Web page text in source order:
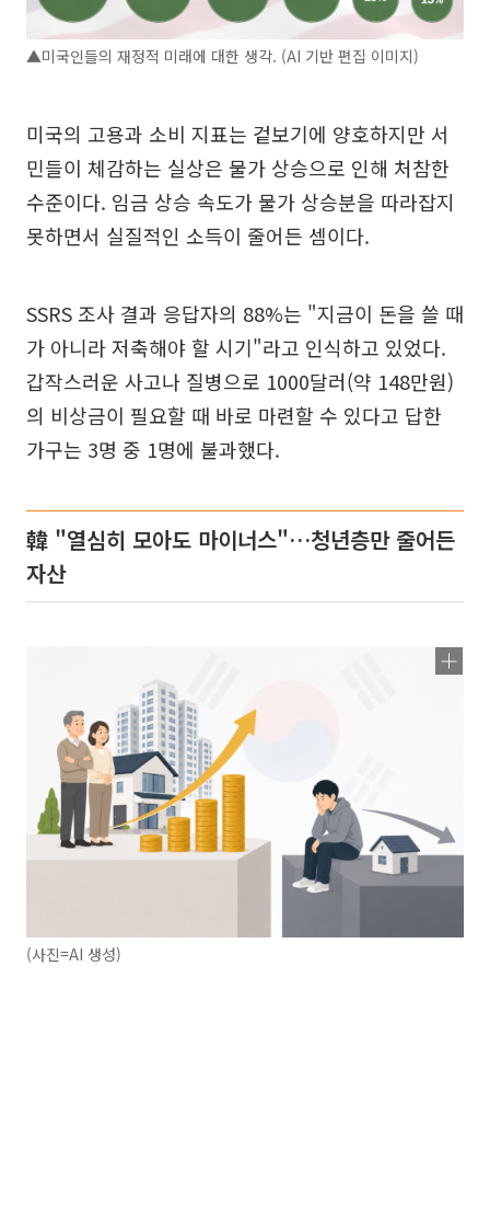
▲미국인들의 재정적 미래에 대한 생각. (AI 기반 편집 이미지)
미국의 고용과 소비 지표는 겉보기에 양호하지만 서
민들이 체감하는 실상은 물가 상승으로 인해 처참한
수준이다. 임금 상승 속도가 물가 상승분을 따라잡지
못하면서 실질적인 소득이 줄어든 셈이다.
SSRS 조사 결과 응답자의 88%는 "지금이 돈을 쓸 때
가 아니라 저축해야 할 시기"라고 인식하고 있었다.
갑작스러운 사고나 질병으로 1000달러(약 148만원)
의 비상금이 필요할 때 바로 마련할 수 있다고 답한
가구는 3명 중 1명에 불과했다.
韓 "열심히 모아도 마이너스"…청년층만 줄어든
자산
(사진=AI 생성)